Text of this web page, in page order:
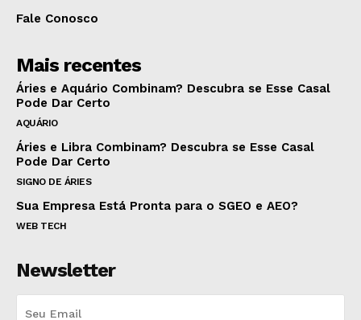
Fale Conosco
Mais recentes
Áries e Aquário Combinam? Descubra se Esse Casal
Pode Dar Certo
AQUÁRIO
Áries e Libra Combinam? Descubra se Esse Casal
Pode Dar Certo
SIGNO DE ÁRIES
Sua Empresa Está Pronta para o SGEO e AEO?
WEB TECH
Newsletter